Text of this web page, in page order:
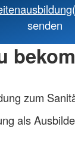
senden
zum
als